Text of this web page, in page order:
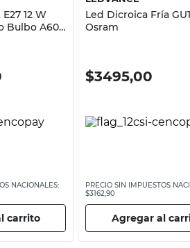
12 W
Bulbo A60
NACIONALES:
carrito
Led Dicroica Fría
Osram
$3495,00
PRECIO SIN IMPUESTOS
$3162,90
Agregar al